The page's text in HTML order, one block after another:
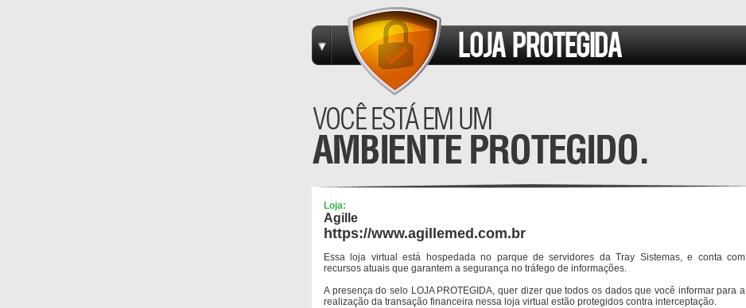
Loja:
Agille
https://www.agillemed.com.br
Essa loja virtual está hospedada no parque de servidores da Tray Sistemas, e conta com
recursos atuais que garantem a segurança no tráfego de informações.
A presença do selo LOJA PROTEGIDA, quer dizer que todos os dados que você informar para a
realização da transação financeira nessa loja virtual estão protegidos contra interceptação.